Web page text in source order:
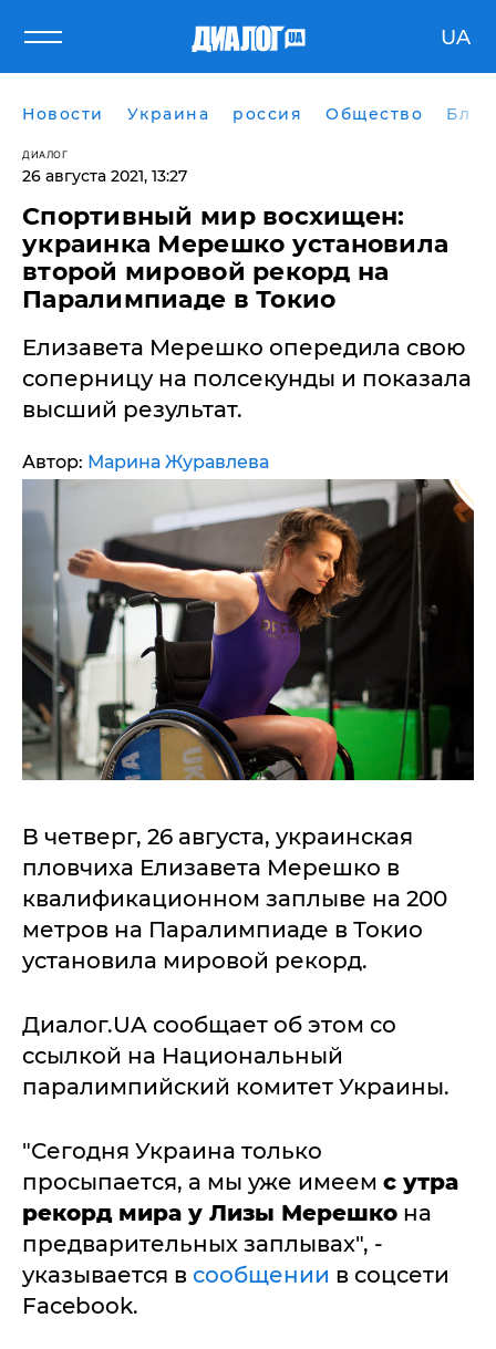
UA
Новости Украина россия Общество
ДИАЛОГ
26 августа 2021, 13:27
Спортивный мир восхищен:
украинка Мерешко установила
второй мировой рекорд на
Паралимпиаде в Токио
Елизавета Мерешко опередила свою
соперницу на полсекунды и показала
высший результат.
Автор: Марина Журавлева
В четверг, 26 августа, украинская
пловчиха Елизавета Мерешко в
квалификационном заплыве на 200
метров на Паралимпиаде в Токио
установила мировой рекорд.
Диалог.UA сообщает об этом со
ссылкой на Национальный
паралимпийский комитет Украины.
"Сегодня Украина только
просыпается, а мы уже имеем с утра
рекорд мира у Лизы Мерешко на
предварительных заплывах", -
указывается в сообщении в соцсети
Facebook.